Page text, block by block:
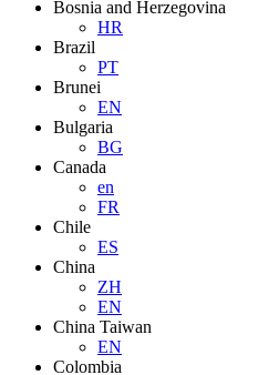
Bosnia and Herzegovina
HR
Brazil
PT
Brunei
EN
Bulgaria
BG
Canada
en
FR
Chile
ES
China
ZH
EN
China Taiwan
EN
Colombia